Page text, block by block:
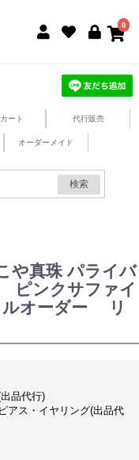
0
ート 代行販売
オーダーメイド
検索
や真珠 パライバ
ピンクサファイ
ルオーダー リ
品代行)
ピアス・イヤリング(出品代